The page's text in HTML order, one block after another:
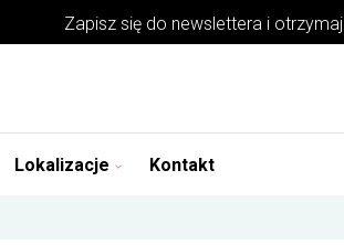
Zapisz się do newsletterai otrzymaj
Lokalizacje Kontakt